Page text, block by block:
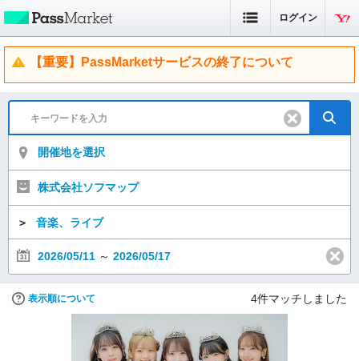
ログイン
【重要】PassMarketサービスの終了について
開催地を選択
株式会社ソフマップ
＞ 音楽、ライブ
2026/05/11 ～ 2026/05/17
表示順について 4件マッチしました